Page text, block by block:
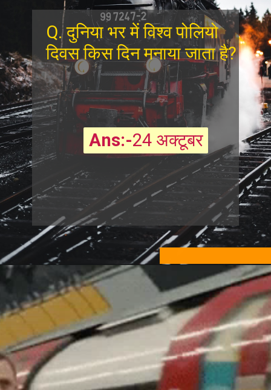
Q. दुनिया भर में विश्व पोलियो
दिवस किस दिन मनाया जाता है?
Ans:-24 अक्टूबर
Ans:-24 अक्टूबर